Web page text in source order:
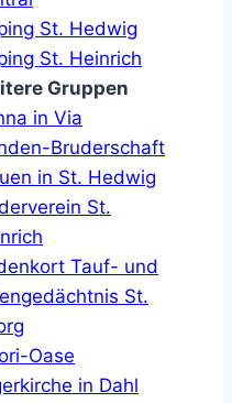
St. Hedwig
St. Heinrich
Gruppen
in Via
Bruderschaft
in St. Hedwig
St.
Tauf- und
St.
Oase
in Dahl